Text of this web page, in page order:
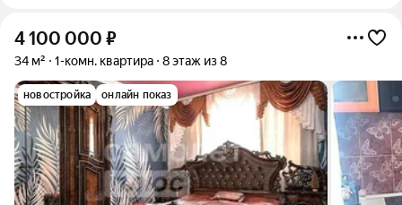
4 100 000 ₽
34 м² 1-комн. квартира 8 этаж из 8
новостройка онлайн показ